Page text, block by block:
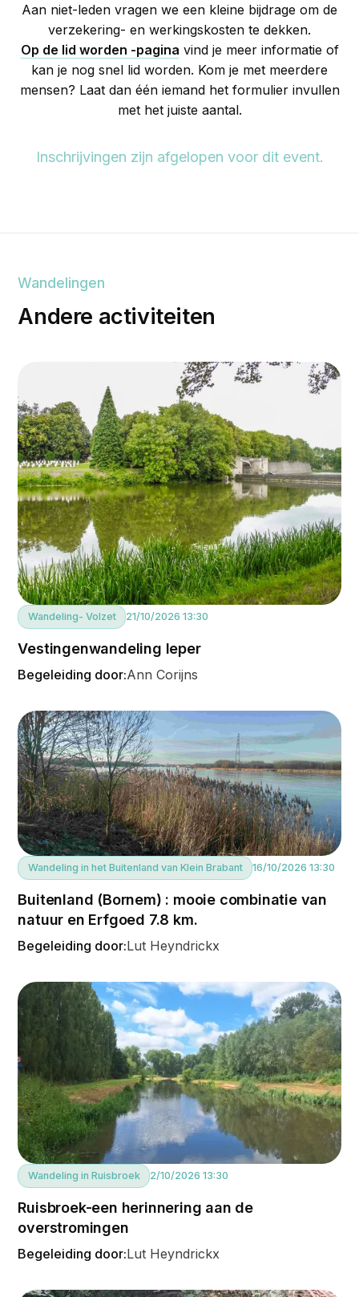
Aan niet-leden vragen we een kleine bijdrage om de
verzekering- en werkingskosten te dekken.
Op de lid worden -pagina vind je meer informatie of
kan je nog snel lid worden. Kom je met meerdere
mensen? Laat dan één iemand het formulier invullen
met het juiste aantal.
Inschrijvingen zijn afgelopen voor dit event.
Wandelingen
Andere activiteiten
Wandeling- Volzet 21/10/2026 13:30
Vestingenwandeling Ieper
Begeleiding door:Ann Corijns
Wandeling in het Buitenland van Klein Brabant 16/10/2026 13:30
Buitenland (Bornem) : mooie combinatie van
natuur en Erfgoed 7.8 km.
Begeleiding door:Lut Heyndrickx
Wandeling in Ruisbroek 2/10/2026 13:30
Ruisbroek-een herinnering aan de
overstromingen
Begeleiding door:Lut Heyndrickx